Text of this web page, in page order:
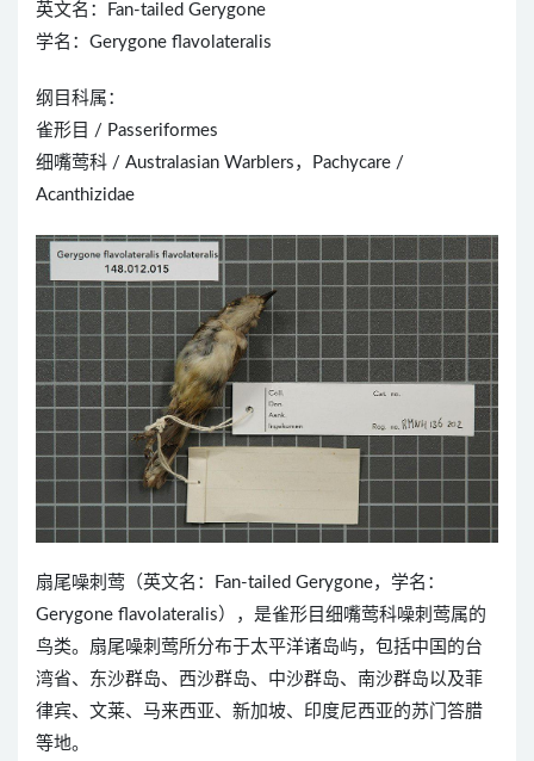
英文名：Fan-tailed Gerygone
学名：Gerygone flavolateralis
纲目科属：
雀形目 / Passeriformes
细嘴莺科 / Australasian Warblers，Pachycare /
Acanthizidae
扇尾噪刺莺（英文名：Fan-tailed Gerygone，学名：
Gerygone flavolateralis），是雀形目细嘴莺科噪刺莺属的
鸟类。扇尾噪刺莺所分布于太平洋诸岛屿，包括中国的台
湾省、东沙群岛、西沙群岛、中沙群岛、南沙群岛以及菲
律宾、文莱、马来西亚、新加坡、印度尼西亚的苏门答腊
等地。